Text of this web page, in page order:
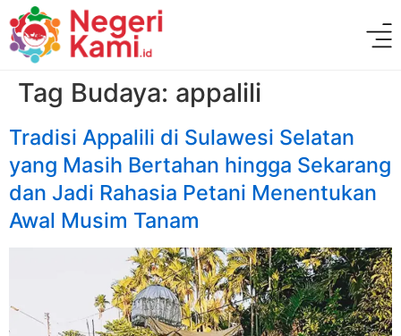
Tag Budaya: appalili
Tradisi Appalili di Sulawesi Selatan
yang Masih Bertahan hingga Sekarang
dan Jadi Rahasia Petani Menentukan
Awal Musim Tanam